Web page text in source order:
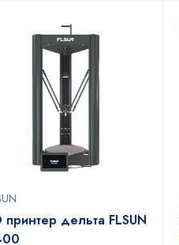
принтер дельта FLSUN